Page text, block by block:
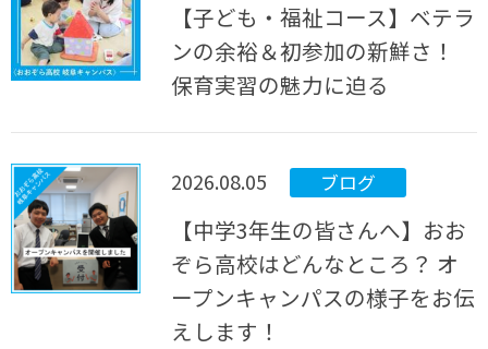
【子ども・福祉コース】ベテラ
ンの余裕＆初参加の新鮮さ！
保育実習の魅力に迫る
2026.08.05 ブログ
【中学3年生の皆さんへ】おお
ぞら高校はどんなところ？ オ
ープンキャンパスの様子をお伝
えします！